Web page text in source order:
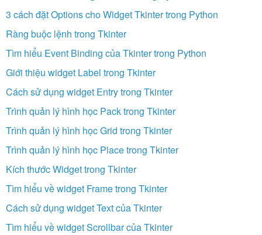
3 cách đặt Options cho Widget Tkinter trong Python
Ràng buộc lệnh trong Tkinter
Tìm hiểu Event Binding của Tkinter trong Python
Giới thiệu widget Label trong Tkinter
Cách sử dụng widget Entry trong Tkinter
Trình quản lý hình học Pack trong Tkinter
Trình quản lý hình học Grid trong Tkinter
Trình quản lý hình học Place trong Tkinter
Kích thước Widget trong Tkinter
Tìm hiểu về widget Frame trong Tkinter
Cách sử dụng widget Text của Tkinter
Tìm hiểu về widget Scrollbar của Tkinter